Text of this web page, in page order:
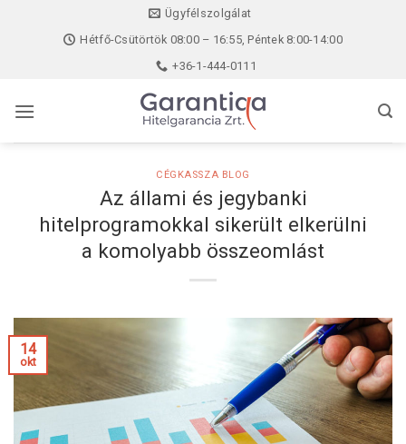
Ügyfélszolgálat
Hétfő-Csütörtök 08:00 – 16:55, Péntek 8:00-14:00
+36-1-444-0111
CÉGKASSZA BLOG
Az állami és jegybanki
hitelprogramokkal sikerült elkerülni
a komolyabb összeomlást
14
okt